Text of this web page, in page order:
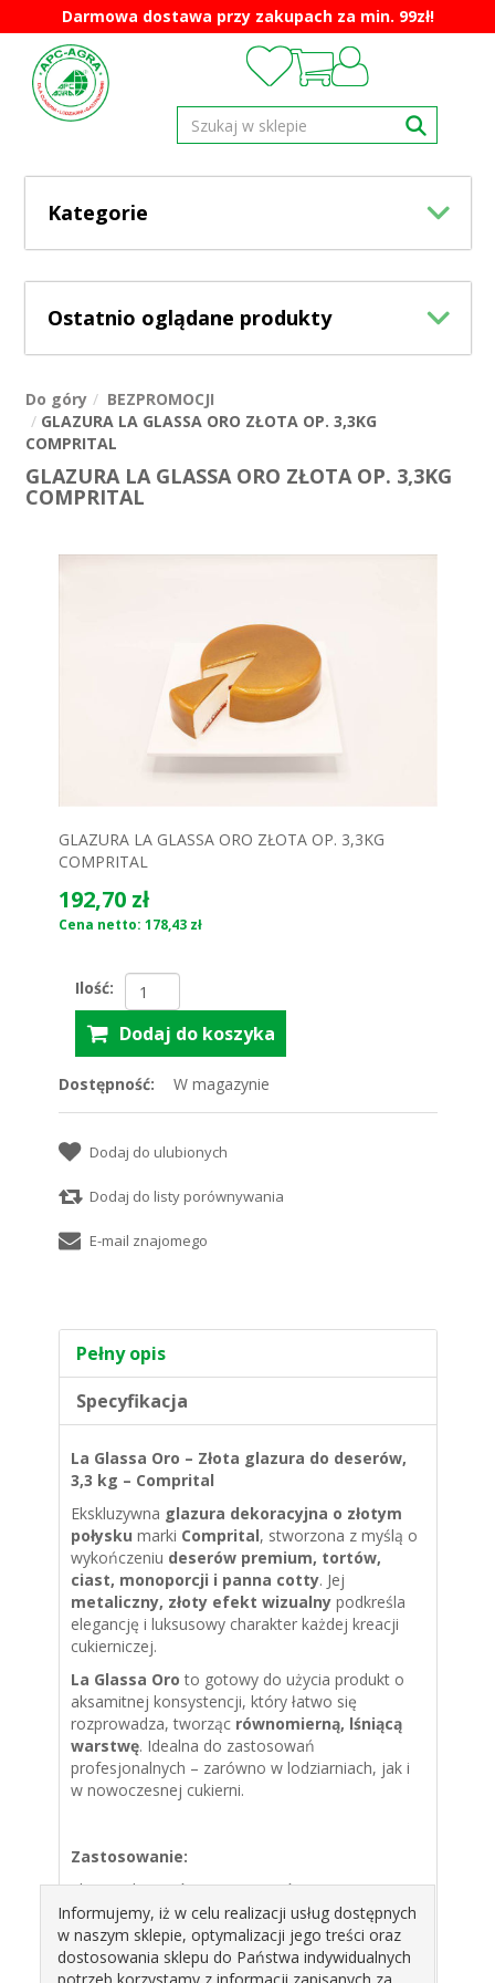
Darmowa dostawa przy zakupach za min. 99zł!
Kategorie
Ostatnio oglądane produkty
Do góry
BEZPROMOCJI
GLAZURA LA GLASSA ORO ZŁOTA OP. 3,3KG
COMPRITAL
GLAZURA LA GLASSA ORO ZŁOTA OP. 3,3KG
COMPRITAL
GLAZURA LA GLASSA ORO ZŁOTA OP. 3,3KG
COMPRITAL
192,70 zł
Cena netto: 178,43 zł
Ilość:
Dostępność: W magazynie
Pełny opis
Specyfikacja
La Glassa Oro – Złota glazura do deserów,
3,3 kg – Comprital
Ekskluzywna glazura dekoracyjna o złotym
połysku marki Comprital, stworzona z myślą o
wykończeniu deserów premium, tortów,
ciast, monoporcji i panna cotty. Jej
metaliczny, złoty efekt wizualnypodkreśla
elegancję i luksusowy charakter każdej kreacji
cukierniczej.
La Glassa Oro to gotowy do użycia produkt o
aksamitnej konsystencji, który łatwo się
rozprowadza, tworząc równomierną, lśniącą
warstwę. Idealna do zastosowań
profesjonalnych – zarówno w lodziarniach, jak i
w nowoczesnej cukierni.
Zastosowanie:
glazura do tortów, ciast i musów
wykończenie monoporcji i deserów na zimno
dekoracja semifreddo i panna cotty
Informujemy, iż w celu realizacji usług dostępnych
w naszym sklepie, optymalizacji jego treści oraz
dostosowania sklepu do Państwa indywidualnych